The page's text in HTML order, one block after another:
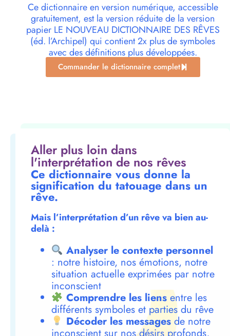
Ce dictionnaire en version numérique, accessible
gratuitement, est la version réduite de la version
papier LE NOUVEAU DICTIONNAIRE DES RÊVES
(éd. l’Archipel) qui contient 2x plus de symboles
avec des définitions plus développées.
Commander le dictionnaire complet
Aller plus loin dans
l'interprétation de nos rêves
Ce dictionnaire vous donne la
signification du tatouage dans un
rêve.
Mais l’interprétation d’un rêve va bien au-
delà :
Analyser le contexte personnel
: notre histoire, nos émotions, notre
situation actuelle exprimées par notre
inconscient
Comprendre les liensentre les
différents symboles et parties du rêve
Décoder les messagesde notre